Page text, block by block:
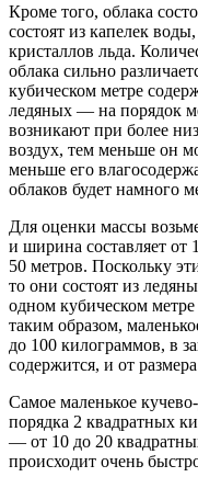
Кроме того, облака
состоят из капелек
кристаллов льда.
облака сильно
кубическом метре
ледяных — на порядок
возникают при более
воздух, тем меньше он
меньше его
облаков будет намного
Для оценки массы
и ширина составляет от
50 метров. Поскольку
то они состоят из
одном кубическом
таким образом,
до 100 килограммов, в
содержится, и от
Самое маленькое
порядка 2 квадратных
— от 10 до 20
происходит очень